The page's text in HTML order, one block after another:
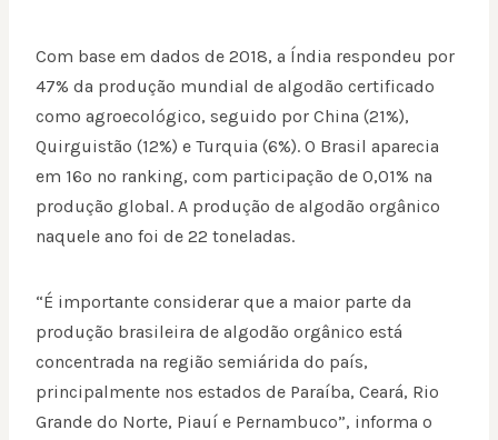
Com base em dados de 2018, a Índia respondeu por
47% da produção mundial de algodão certificado
como agroecológico, seguido por China (21%),
Quirguistão (12%) e Turquia (6%). O Brasil aparecia
em 16º no ranking, com participação de 0,01% na
produção global. A produção de algodão orgânico
naquele ano foi de 22 toneladas.
“É importante considerar que a maior parte da
produção brasileira de algodão orgânico está
concentrada na região semiárida do país,
principalmente nos estados de Paraíba, Ceará, Rio
Grande do Norte, Piauí e Pernambuco”, informa o